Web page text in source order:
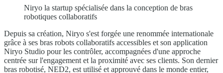
Niryo la startup spécialisée dans la conception de bras
robotiques collaboratifs
Depuis sa création, Niryo s'est forgée une renommée internationale
grâce à ses bras robots collaboratifs accessibles et son application
Niryo Studio pour les contrôler, accompagnées d'une approche
centrée sur l'engagement et la proximité avec ses clients. Son dernier
bras robotisé, NED2, est utilisé et approuvé dans le monde entier,